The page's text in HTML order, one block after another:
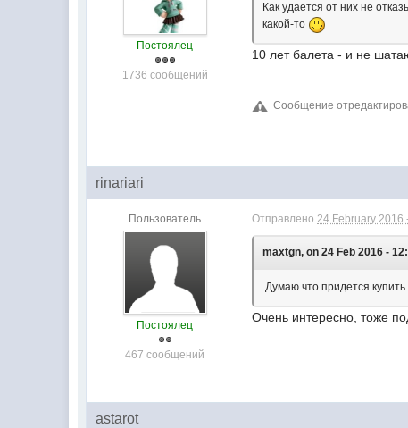
Постоялец
1736 сообщений
Как удается от них не
какой-то
10 лет балета - и не
Сообщение
rinariari
Пользователь
Постоялец
467 сообщений
Отправлено24 February 2016
maxtgn, on 24 Feb 2016 -
Думаю что придется купить
Очень интересно, тоже
astarot